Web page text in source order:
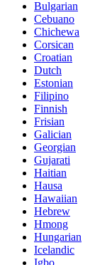
Bulgarian
Cebuano
Chichewa
Corsican
Croatian
Dutch
Estonian
Filipino
Finnish
Frisian
Galician
Georgian
Gujarati
Haitian
Hausa
Hawaiian
Hebrew
Hmong
Hungarian
Icelandic